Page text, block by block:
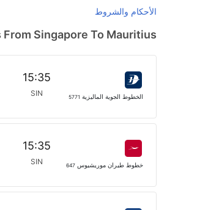
الأحكام والشروط
From Singapore To Mauritius
الخطوط الجوية الماليزية 5771
15:35
SIN
خطوط طيران موريشيوس 647
15:35
SIN